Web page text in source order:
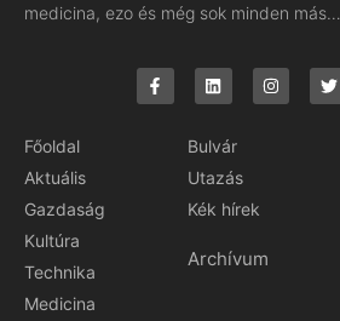
medicina, ezo és még sok minden más…
Főoldal
Aktuális
Gazdaság
Kultúra
Technika
Medicina
Bulvár
Utazás
Kék hírek
Archívum